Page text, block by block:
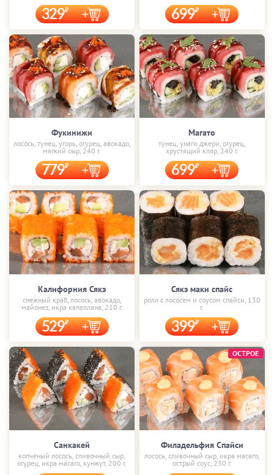
329 699
Фукинижи
лосось, тунец, угорь, огурец, авокадо,
мягкий сыр, 240 г.
779
Магато
тунец, унаги джери, огурец,
хрустящий кляр, 240 г.
699
Калифорния Сякэ
снежный краб, лосось, авокадо,
майонез, икра капеллана, 210 г.
529
Сякэ маки спайс
ролл с лососем и соусом спайси, 130
г.
399
Санкакей
копчёный лосось, сливочный сыр,
огурец, икра масаго, кунжут, 200 г.
Филадельфия Спайси
лосось, сливочный сыр, икра масаго,
острый соус, 230 г.
ОСТРОЕ